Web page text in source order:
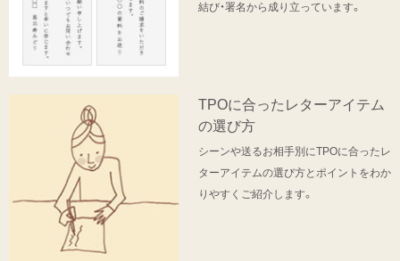
結び・署名から成り立っています。
TPOに合ったレターアイテム
の選び方
シーンや送るお相手別にTPOに合ったレ
ターアイテムの選び方とポイントをわか
りやすくご紹介します。